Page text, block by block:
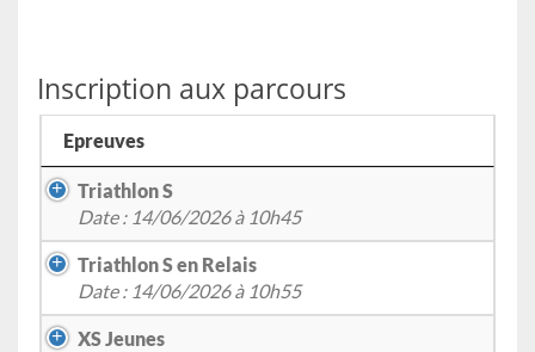
Inscription aux parcours
Epreuves
Triathlon S
Date : 14/06/2026 à 10h45
Triathlon S en Relais
Date : 14/06/2026 à 10h55
XS Jeunes